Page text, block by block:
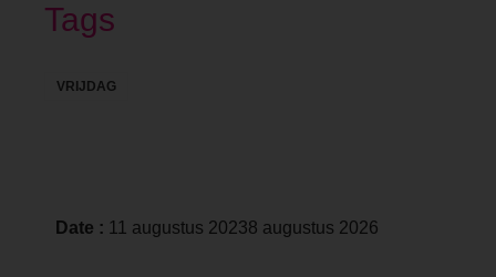
Tags
VRIJDAG
Date : 11 augustus 20238 augustus 2026